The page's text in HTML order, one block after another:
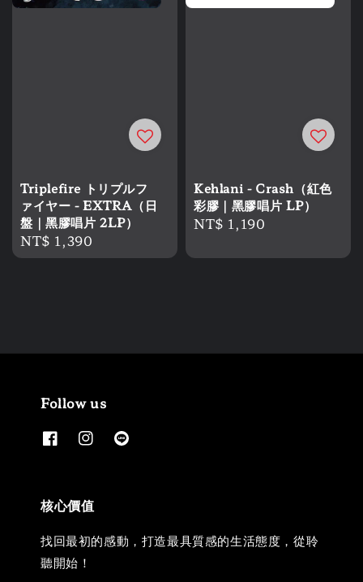
Triplefire トリプルフ
ァイヤー - EXTRA（日
盤｜黑膠唱片 2LP）
Regular
price
NT$ 1,390
Kehlani - Crash（紅色
彩膠｜黑膠唱片 LP）
Regular
NT$ 1,190
Follow us
核心價值
找回最初的感動，打造最具質感的生活態度，從聆
聽開始！